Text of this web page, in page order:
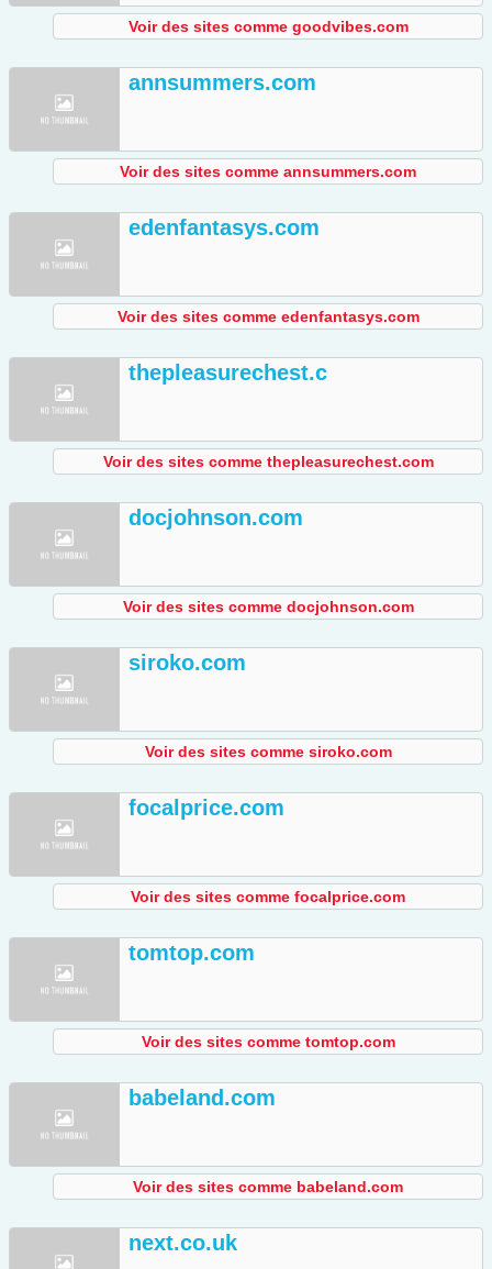
Voir des sites comme goodvibes.com
annsummers.com
Voir des sites comme annsummers.com
edenfantasys.com
Voir des sites comme edenfantasys.com
thepleasurechest.c
Voir des sites comme thepleasurechest.com
docjohnson.com
Voir des sites comme docjohnson.com
siroko.com
Voir des sites comme siroko.com
focalprice.com
Voir des sites comme focalprice.com
tomtop.com
Voir des sites comme tomtop.com
babeland.com
Voir des sites comme babeland.com
next.co.uk